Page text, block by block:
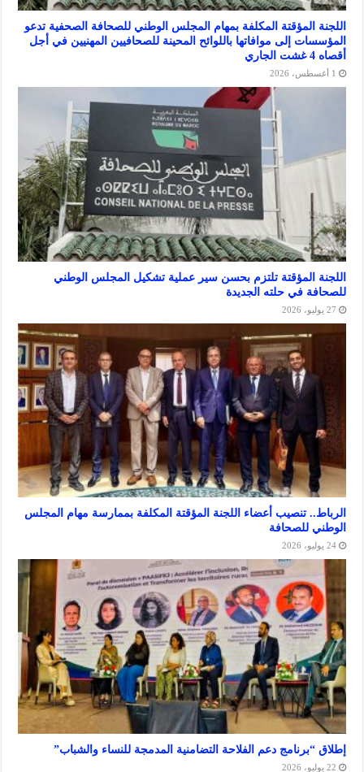
المكلفة بمهام المجلس الوطني للصحافة الصحفية تدعو
إلى موافاتها باللوائح المحينة للصحافيين المهنيين في أجل
المؤقتة تلتزم بحسن سير عملية تشكيل المجلس الوطني
في حلته الجديدة
تنصيب أعضاء اللجنة المؤقتة المكلفة بممارسة مهام المجلس
للصحافة
دعم الفلاحة التضامنية المدمجة للنساء والشباب”